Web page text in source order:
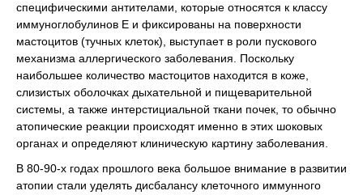
специфическими антителами, которые относятся к классу
иммуноглобулинов Е и фиксированы на поверхности
мастоцитов (тучных клеток), выступает в роли пускового
механизма аллергического заболевания. Поскольку
наибольшее количество мастоцитов находится в коже,
слизистых оболочках дыхательной и пищеварительной
системы, а также интерстициальной ткани почек, то обычно
атопические реакции происходят именно в этих шоковых
органах и определяют клиническую картину заболевания.
В 80-90-х годах прошлого века большое внимание в развитии
атопии стали уделять дисбалансу клеточного иммунного